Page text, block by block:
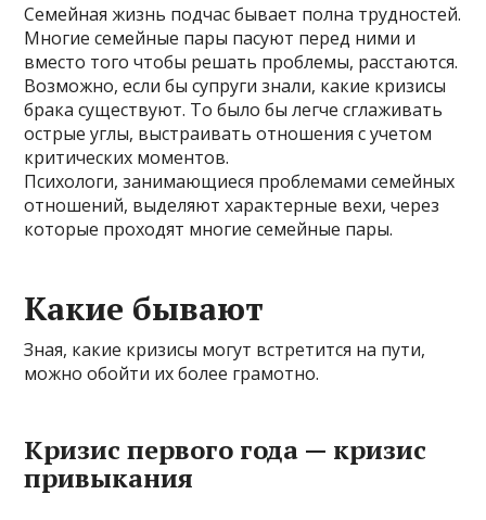
Семейная жизнь подчас бывает полна трудностей.
Многие семейные пары пасуют перед ними и
вместо того чтобы решать проблемы, расстаются.
Возможно, если бы супруги знали, какие кризисы
брака существуют. То было бы легче сглаживать
острые углы, выстраивать отношения с учетом
критических моментов.
Психологи, занимающиеся проблемами семейных
отношений, выделяют характерные вехи, через
которые проходят многие семейные пары.
Какие бывают
Зная, какие кризисы могут встретится на пути,
можно обойти их более грамотно.
Кризис первого года — кризис
привыкания